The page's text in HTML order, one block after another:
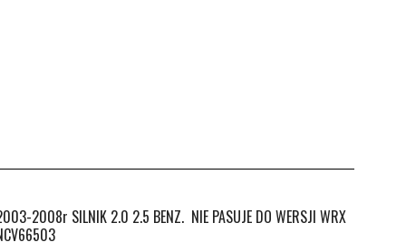
2008r SILNIK 2.0 2.5 BENZ. NIE PASUJE DO WERSJI WRX